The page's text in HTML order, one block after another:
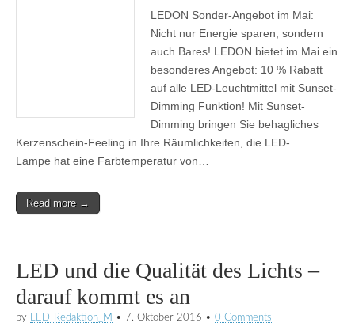
LEDON Sonder-Angebot im Mai:
Nicht nur Energie sparen, sondern
auch Bares! LEDON bietet im Mai ein
besonderes Angebot: 10 % Rabatt
auf alle LED-Leuchtmittel mit Sunset-
Dimming Funktion! Mit Sunset-
Dimming bringen Sie behagliches
Kerzenschein-Feeling in Ihre Räumlichkeiten, die LED-
Lampe hat eine Farbtemperatur von…
Read more →
LED und die Qualität des Lichts –
darauf kommt es an
by LED-Redaktion_M • 7. Oktober 2016 • 0 Comments